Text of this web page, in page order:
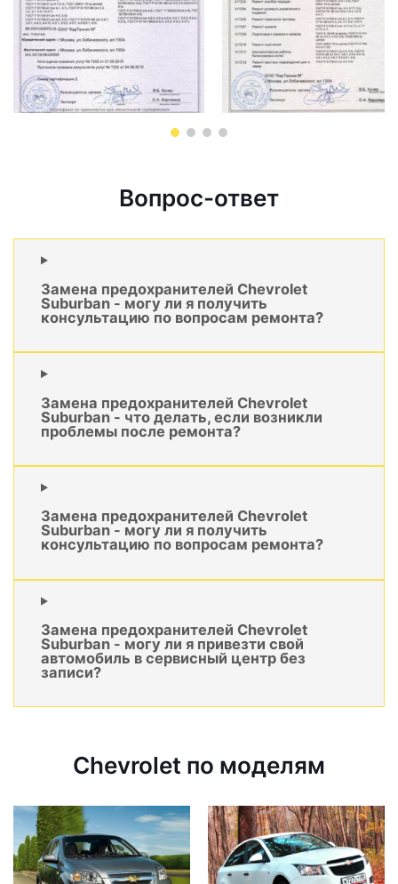
Вопрос-ответ
Замена предохранителей Chevrolet
Suburban - могу ли я получить
консультацию по вопросам ремонта?
Замена предохранителей Chevrolet
Suburban - что делать, если возникли
проблемы после ремонта?
Замена предохранителей Chevrolet
Suburban - могу ли я получить
консультацию по вопросам ремонта?
Замена предохранителей Chevrolet
Suburban - могу ли я привезти свой
автомобиль в сервисный центр без
записи?
Chevrolet по моделям